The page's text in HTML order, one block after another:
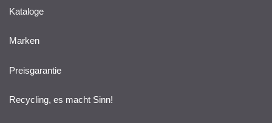
Kataloge
Marken
Preisgarantie
Recycling, es macht Sinn!